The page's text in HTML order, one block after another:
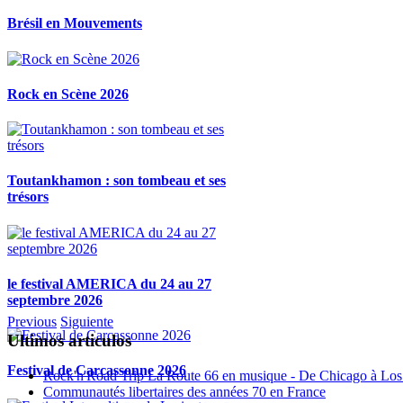
Brésil en Mouvements
Rock en Scène 2026
Toutankhamon : son tombeau et ses
trésors
le festival AMERICA du 24 au 27
septembre 2026
Festival de Carcassonne 2026
Previous Siguiente
Ultimos articulos
Rock'n'Road Trip La Route 66 en musique - De Chicago à
Communautés libertaires des années 70 en France